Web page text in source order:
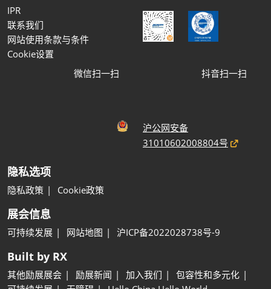
IPR
联系我们
网站使用条款与条件
Cookie设置
微信扫一扫 抖音扫一扫
沪公网安备
31010602008804号
隐私选项
隐私政策 Cookie政策
展会信息
可持续发展 网站地图 沪ICP备2022028738号-9
Built by RX
其他励展展会 励展新闻 加入我们
包容性和多元化